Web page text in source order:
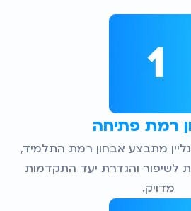
רמת פתיחה
מתבצע אבחון רמת התלמיד,
לשיפור והגדרת יעד התקדמות
מדויק.